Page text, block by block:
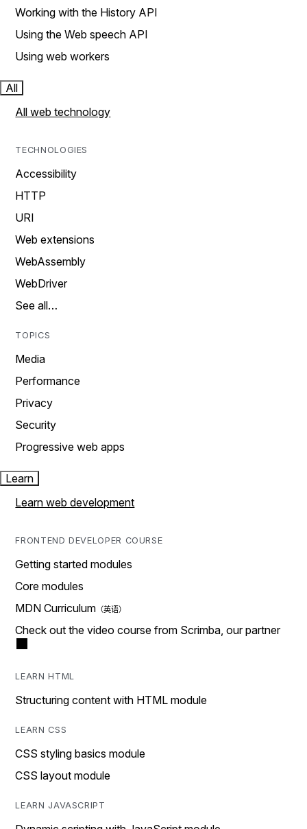
Working with the History API
Using the Web speech API
Using web workers
All
All web technology
TECHNOLOGIES
Accessibility
HTTP
URI
Web extensions
WebAssembly
WebDriver
See all…
TOPICS
Media
Performance
Privacy
Security
Progressive web apps
Learn
Learn web development
FRONTEND DEVELOPER COURSE
Getting started modules
Core modules
MDN Curriculum
Check out the video course from Scrimba, our partner
LEARN HTML
Structuring content with HTML module
LEARN CSS
CSS styling basics module
CSS layout module
LEARN JAVASCRIPT